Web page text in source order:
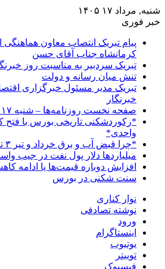
شنبه, مرداد ۱۷ ۱۴۰۵
خبر فوری
پیام تبریک انتصاب معاون هماهنگی
کرمانشاه جناب آقای حسن
تبریک سردبیر به مناسبت روز
تنش میان رسانه و دولت
تبریک مدیر مسئول خبرگزاری
خبرنگار
صفحه نخست روزنامه‌ها – شنبه ۱۷ مرداد
واحدی*
*چرا قبض آب و برق خرداد و تیر ۳ تا ۴ برابر شده است؟ *
میلیاردها دلار پول نفت در جیب
افزایش دوباره قیمت‌ها یا ادامه
سنت شکنی در بورس
نوار کناری
نوشته تصادفی
ورود
اینستاگرام
یوتیوب
توییتر
فیسبوک